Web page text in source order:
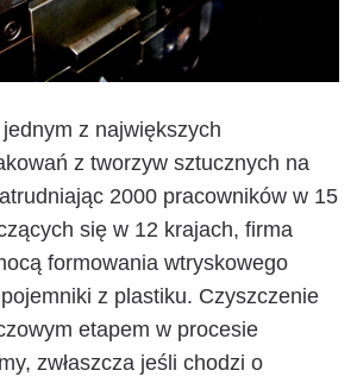
z największych
z tworzyw sztucznych na
2000 pracowników w 15
się w 12 krajach, firma
formowania wtryskowego
z plastiku. Czyszczenie
etapem w procesie
zwłaszcza jeśli chodzi o